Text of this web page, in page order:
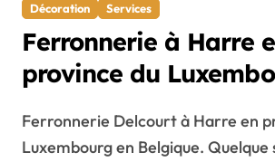
Décoration Services
Ferronnerie à Harre
province du
Ferronnerie Delcourt à Harre en province du
Luxembourg en Belgique. Quelque